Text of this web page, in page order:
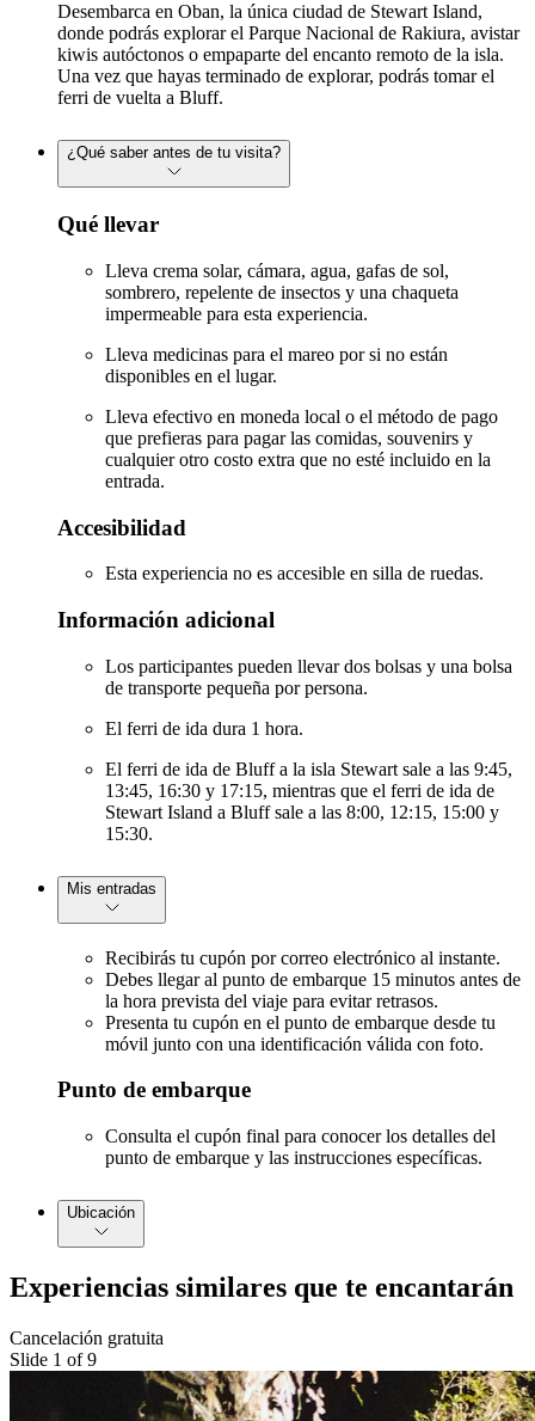
Desembarca en Oban, la única ciudad de Stewart Island,
donde podrás explorar el Parque Nacional de Rakiura, avistar
kiwis autóctonos o empaparte del encanto remoto de la isla.
Una vez que hayas terminado de explorar, podrás tomar el
ferri de vuelta a Bluff.
¿Qué saber antes de tu visita?
Qué llevar
Lleva crema solar, cámara, agua, gafas de sol,
sombrero, repelente de insectos y una chaqueta
impermeable para esta experiencia.
Lleva medicinas para el mareo por si no están
disponibles en el lugar.
Lleva efectivo en moneda local o el método de pago
que prefieras para pagar las comidas, souvenirs y
cualquier otro costo extra que no esté incluido en la
entrada.
Accesibilidad
Esta experiencia no es accesible en silla de ruedas.
Información adicional
Los participantes pueden llevar dos bolsas y una bolsa
de transporte pequeña por persona.
El ferri de ida dura 1 hora.
El ferri de ida de Bluff a la isla Stewart sale a las 9:45,
13:45, 16:30 y 17:15, mientras que el ferri de ida de
Stewart Island a Bluff sale a las 8:00, 12:15, 15:00 y
15:30.
Mis entradas
Recibirás tu cupón por correo electrónico al instante.
Debes llegar al punto de embarque 15 minutos antes de
la hora prevista del viaje para evitar retrasos.
Presenta tu cupón en el punto de embarque desde tu
móvil junto con una identificación válida con foto.
Punto de embarque
Consulta el cupón final para conocer los detalles del
punto de embarque y las instrucciones específicas.
Ubicación
Experiencias similares que te encantarán
Cancelación gratuita
Slide 1 of 9